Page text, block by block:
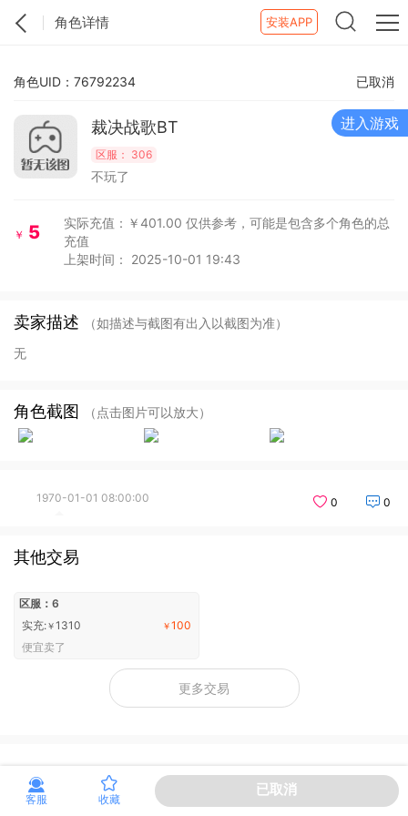
角色详情 安装APP
进入游戏
已取消
角色UID：76792234
裁决战歌BT
区服： 306
不玩了
￥ 5 实际充值：￥401.00 仅供参考，可能是包含多个角色的总
充值
上架时间： 2025-10-01 19:43
卖家描述
（如描述与截图有出入以截图为准）
无
角色截图 （点击图片可以放大）
1970-01-01 08:00:00 0 0
其他交易
区服：6
￥100
实充:￥1310
便宜卖了
更多交易
客服 收藏
已取消